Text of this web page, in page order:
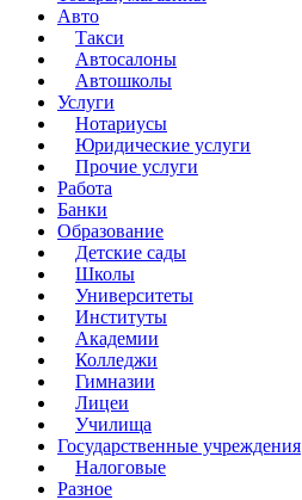
Авто
Такси
Автосалоны
Автошколы
Услуги
Нотариусы
Юридические услуги
Прочие услуги
Работа
Банки
Образование
Детские сады
Школы
Университеты
Институты
Академии
Колледжи
Гимназии
Лицеи
Училища
Государственные учреждения
Налоговые
Разное